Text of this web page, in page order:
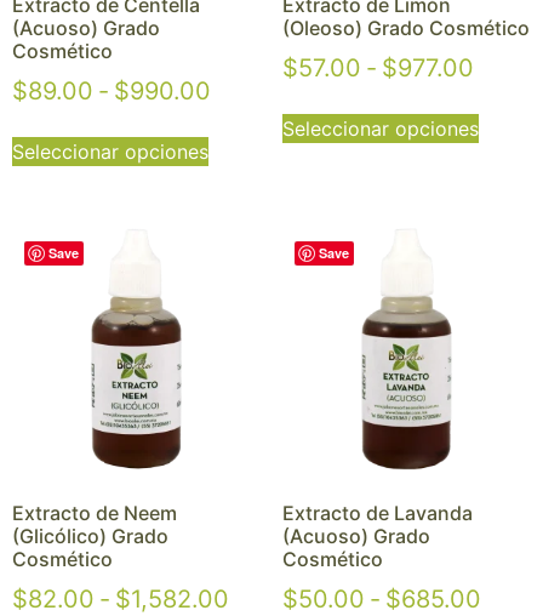
(Acuoso) Grado
Cosmético
$89.00 - $990.00
Seleccionar opciones
(Oleoso) Grado Cosmético
$57.00 - $977.00
Seleccionar opciones
Save
Extracto de Neem
(Glicólico) Grado
Cosmético
$82.00 - $1,582.00
Save
Extracto de Lavanda
(Acuoso) Grado
Cosmético
$50.00 - $685.00